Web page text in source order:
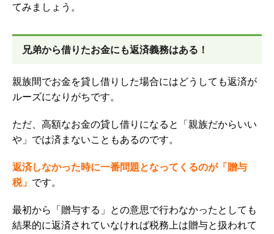
てみましょう。
兄弟から借りたお金にも返済義務はある！
親族間でお金を貸し借りした場合にはどうしても返済が
ルーズになりがちです。
ただ、高額なお金の貸し借りになると「親族だからいい
や」では済まないこともあるのです。
返済しなかった時に一番問題となってくるのが「贈与
税」 です。
最初から「贈与する」との意思で行わなかったとしても
結果的に返済されていなければ税務上は贈与と扱われて